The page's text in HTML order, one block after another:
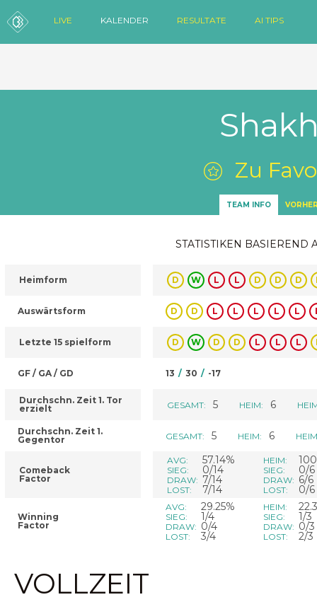
LIVE KALENDER RESULTATE AI TIPS
Zu
TEAM INFO
STATISTIKEN BASIEREND
Heimform
Auswärtsform
Letzte 15 spielform
GF / GA / GD
Durchschn. Zeit 1. Tor
erzielt
Durchschn. Zeit 1.
Gegentor
Comeback
Factor
Winning
Factor
D W L L D D D
D D L L L L L
D W D D L L L
13 / 30 / -17
GESAMT: 5 HEIM: 6
GESAMT: 5 HEIM: 6
AVG: 57.14%
SIEG: 0/14
DRAW: 7/14
LOST: 7/14
HEIM:
SIEG: 0/6
DRAW: 6/6
LOST: 0/6
AVG: 29.25%
SIEG: 1/4
DRAW: 0/4
LOST: 3/4
HEIM:
SIEG: 1/3
DRAW: 0/3
LOST: 2/3
VOLLZEIT